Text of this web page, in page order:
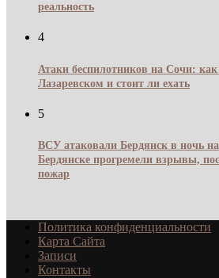
реальность
4
Атаки беспилотников на Сочи: как
Лазаревском и стоит ли ехать
5
ВСУ атаковали Бердянск в ночь
Бердянске прогремели взрывы,
пожар
Политика конфиденциальности
Карта Сайта
Записи
Контакты